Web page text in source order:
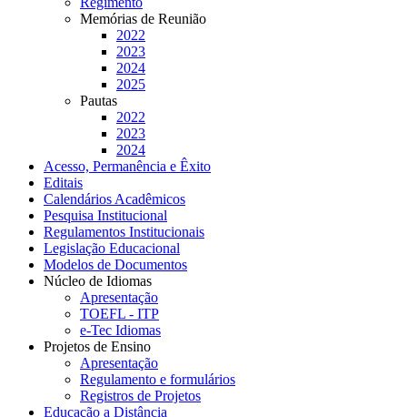
Memórias de Reunião
2022
2023
2024
2025
Pautas
2022
2023
2024
Acesso, Permanência e Êxito
Editais
Calendários Acadêmicos
Pesquisa Institucional
Regulamentos Institucionais
Legislação Educacional
Modelos de Documentos
Núcleo de Idiomas
Apresentação
TOEFL - ITP
e-Tec Idiomas
Projetos de Ensino
Apresentação
Regulamento e formulários
Registros de Projetos
Educação a Distância